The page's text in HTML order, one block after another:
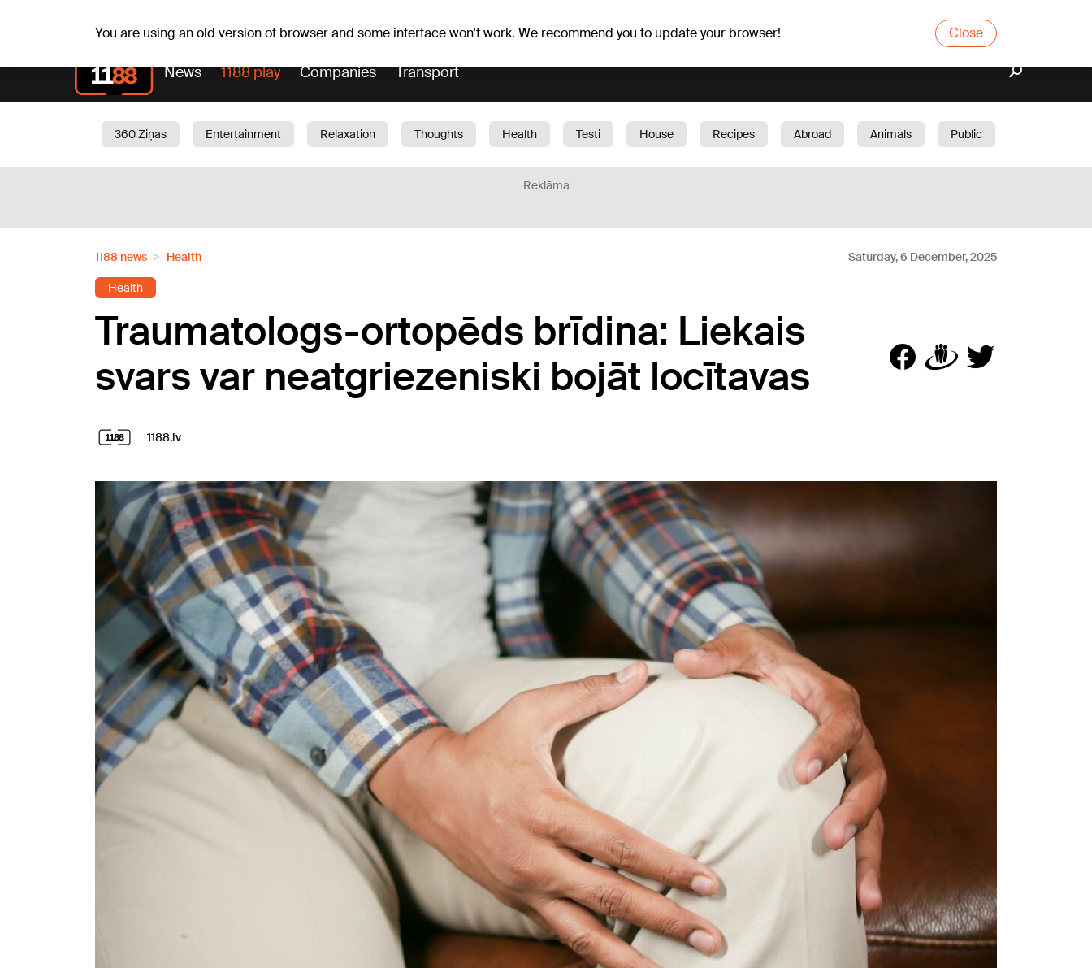
You are using an old version of browser and some interface won't work. We recommend you to update your browser! Close
News 1188 play Companies Transport
360 Ziņas Entertainment Relaxation Thoughts Health Testi House Recipes Abroad Animals
Public
Reklāma
1188 news Health Saturday, 6 December, 2025
Health
Traumatologs-ortopēds brīdina: Liekais
svars var neatgriezeniski bojāt locītavas
1188.lv